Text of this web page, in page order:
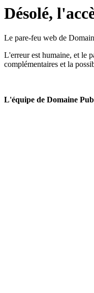
Désolé,
Le pare-feu web de
L'erreur est humaine, et le
complémentaires et la
L'équipe de Domaine